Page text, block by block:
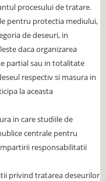
procesului de tratare.
pentru protectia mediului,
de deseuri, in
daca organizarea
partial sau in totalitate
respectiv si masura in
la aceasta
in care studiile de
centrale pentru
responsabilitatii
privind tratarea deseurilor